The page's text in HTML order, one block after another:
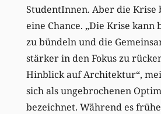
StudentInnen. Aber die Krise
eine Chance. „Die Krise
zu bündeln und die
stärker in den Fokus zu
Hinblick auf Architektur“,
sich als ungebrochenen
bezeichnet. Während es